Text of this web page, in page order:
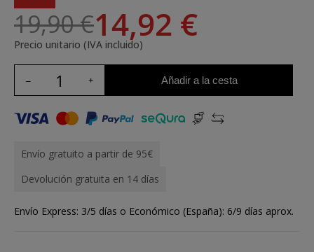
19,90 €14,92 €
Precio unitario (IVA incluido)
Añadir a la cesta
Envío gratuito a partir de 95€
Devolución gratuita en 14 días
Envío Express: 3/5 días o Económico (España): 6/9 días aprox.